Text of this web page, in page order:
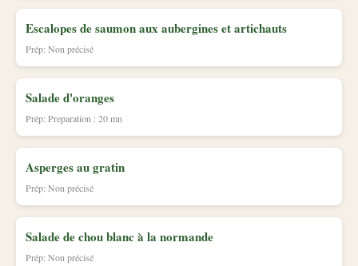
Escalopes de saumon aux aubergines et artichauts
Prép: Non précisé
Salade d'oranges
Prép: Preparation : 20 mn
Asperges au gratin
Prép: Non précisé
Salade de chou blanc à la normande
Prép: Non précisé